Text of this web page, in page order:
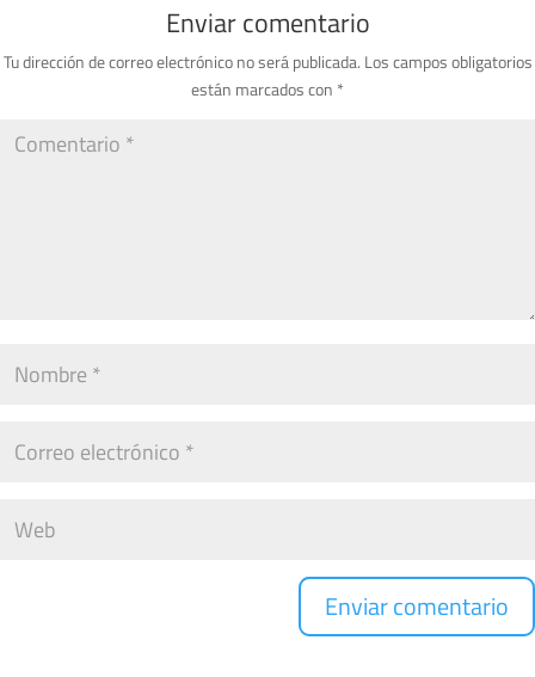
Enviar comentario
Tu dirección de correo electrónico no será publicada. Los campos obligatorios
están marcados con *